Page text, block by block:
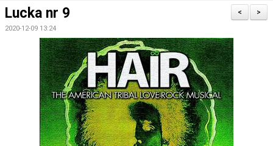
FÖRENINGSKLÄDER
VECKOSCHEMA
FÖRENINGSKALENDER
PROJEKT IP SATSNING
ANMÄLAN
>
<
Lucka nr 9
2020-12-09 13:24